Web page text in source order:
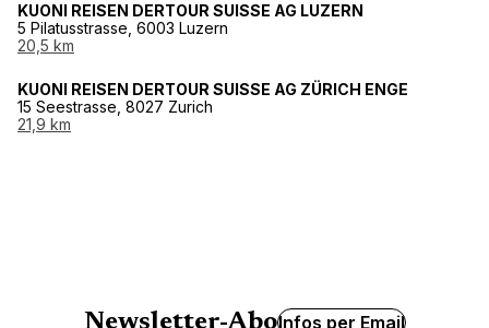
KUONI REISEN DERTOUR SUISSE AG LUZERN
5 Pilatusstrasse, 6003 Luzern
20,5 km
KUONI REISEN DERTOUR SUISSE AG ZÜRICH ENGE
15 Seestrasse, 8027 Zurich
21,9 km
Newsletter-AboInfos per Email